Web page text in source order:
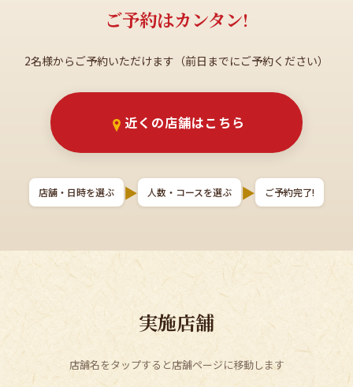
ご予約はカンタン!
2名様からご予約いただけます（前日までにご予約ください）
近くの店舗はこちら
店舗・日時を選ぶ ▶ 人数・コースを選ぶ ▶ ご予約完了!
実施店舗
店舗名をタップすると店舗ページに移動します